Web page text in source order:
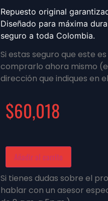
Repuesto original
Diseñado para máxima
seguro a toda Colombia.
Si estas seguro que este
comprarlo ahora mismo
dirección que indiques en
$60,018
Añadir al carrito
Si tienes dudas sobre el
hablar con un asesor